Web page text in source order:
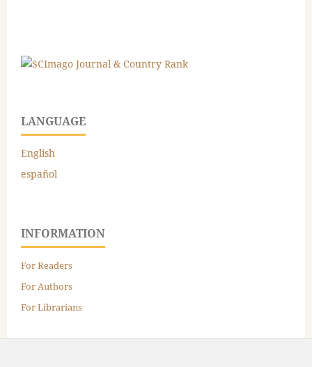
LANGUAGE
English
español
INFORMATION
For Readers
For Authors
For Librarians